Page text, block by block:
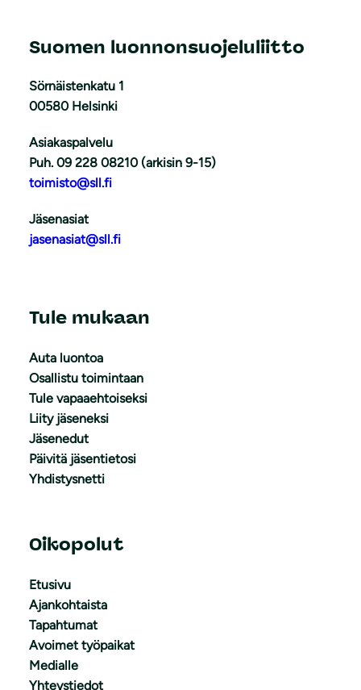
Suomen luonnonsuojeluliitto
Sörnäistenkatu 1
00580 Helsinki
Asiakaspalvelu
Puh. 09 228 08210 (arkisin 9-15)
toimisto@sll.fi
Jäsenasiat
jasenasiat@sll.fi
Tule mukaan
Auta luontoa
Osallistu toimintaan
Tule vapaaehtoiseksi
Liity jäseneksi
Jäsenedut
Päivitä jäsentietosi
Yhdistysnetti
Oikopolut
Etusivu
Ajankohtaista
Tapahtumat
Avoimet työpaikat
Medialle
Yhteystiedot